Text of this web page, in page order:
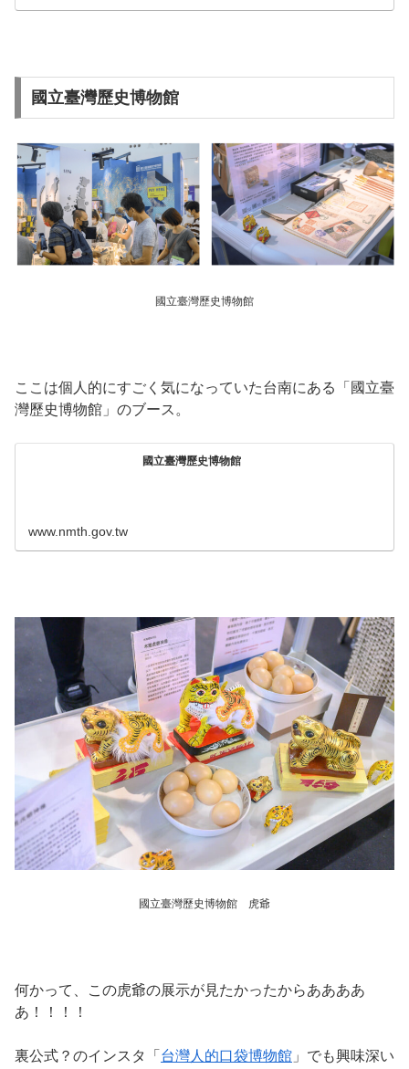
國立臺灣歷史博物館
國立臺灣歷史博物館
ここは個人的にすごく気になっていた台南にある「國立臺
灣歷史博物館」のブース。
國立臺灣歷史博物館
www.nmth.gov.tw
國立臺灣歷史博物館 虎爺
何かって、この虎爺の展示が見たかったからああああ
あ！！！！
裏公式？のインスタ「 台灣人的口袋博物館 」でも興味深い